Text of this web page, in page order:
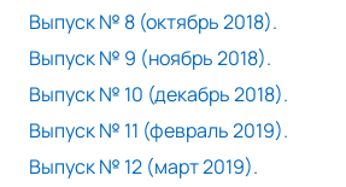
Выпуск № 8 (октябрь 2018).
Выпуск № 9 (ноябрь 2018).
Выпуск № 10 (декабрь 2018).
Выпуск № 11 (февраль 2019).
Выпуск № 12 (март 2019).